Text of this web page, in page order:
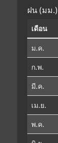
ฝน (มม.)
เดือน
ม.ค.
ก.พ.
มี.ค.
เม.ย.
พ.ค.